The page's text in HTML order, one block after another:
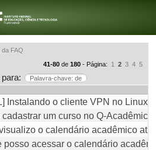
FAQ
41-80 de 180 - Página: 1 2 3 4 5
Palavra-chave: de
Instalando o cliente VPN no Linux
cadastrar um curso no Q-
o calendário acadêmico
posso acessar o calendário